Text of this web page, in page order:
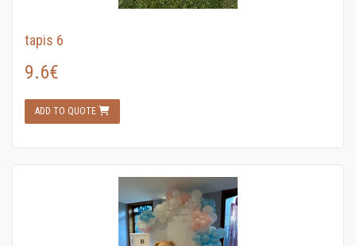
tapis 6
9.6€
ADD TO QUOTE